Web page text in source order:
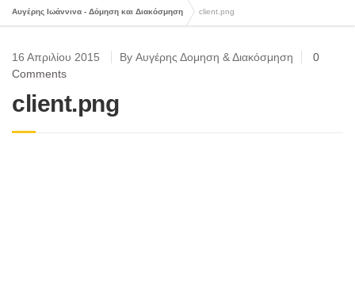
Αυγέρης Ιωάννινα - Δόμηση και Διακόσμηση client.png
16 Απριλίου 2015 By Αυγέρης Δομηση & Διακόσμηση
0
Comments
client.png